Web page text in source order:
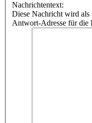
Nachrichtentext:
Diese Nachricht wird
Antwort-Adresse für die